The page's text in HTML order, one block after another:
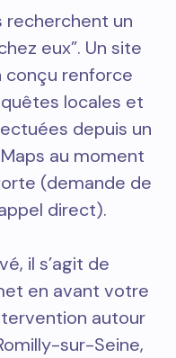
recherchent un
eux”. Un site
conçu renforce
locales et
depuis un
au moment
(demande de
direct).
il s’agit de
en avant votre
autour
sur-Seine,